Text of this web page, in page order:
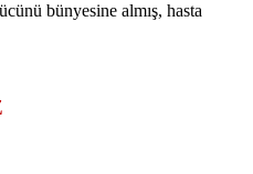
bünyesine almış, hasta